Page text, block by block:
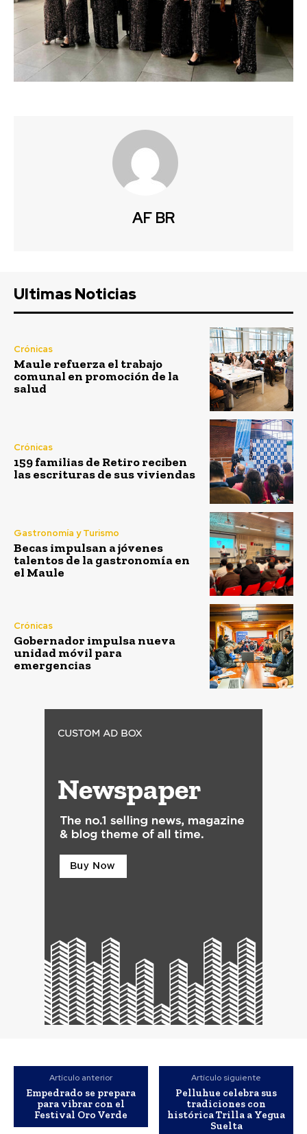
AF BR
Ultimas Noticias
Crónicas
Maule refuerza el trabajo
comunal en promoción de la
salud
Crónicas
159 familias de Retiro reciben
las escrituras de sus viviendas
Gastronomía y Turismo
Becas impulsan a jóvenes
talentos de la gastronomía en
el Maule
Crónicas
Gobernador impulsa nueva
unidad móvil para
emergencias
Artículo anterior
Empedrado se prepara
para vibrar con el
Festival Oro Verde
Artículo siguiente
Pelluhue celebra sus
tradiciones con
histórica Trilla a Yegua
Suelta